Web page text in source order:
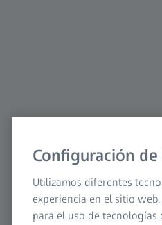
Configuración
Utilizamos diferentes
experiencia en el sitio
para el uso de